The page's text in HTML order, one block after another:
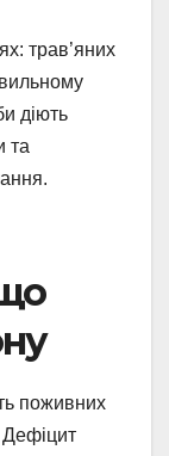
трав’яних
діють
та
поживних